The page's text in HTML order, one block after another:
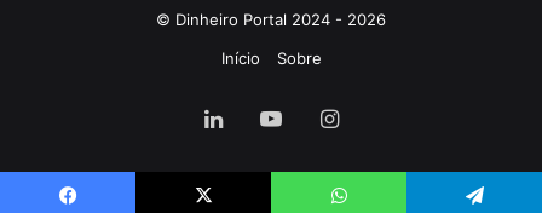
© Dinheiro Portal 2024 - 2026
Início
Sobre
LinkedinYouTubeInstagram